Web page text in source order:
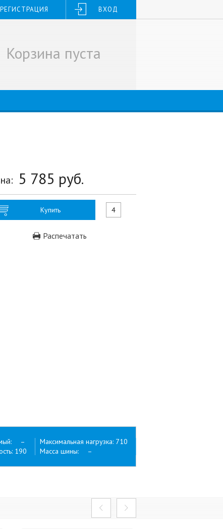
РЕГИСТРАЦИЯ ВХОД
Корзина пуста
5 785 руб.
Купить
Распечатать
–
190
Максимальная нагрузка: 710
Масса шины: –